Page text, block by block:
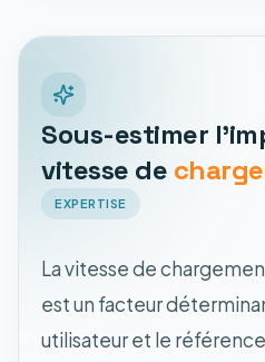
Sous-estimer
vitesse de
EXPERTISE
La vitesse de
est un facteur
utilisateur et le